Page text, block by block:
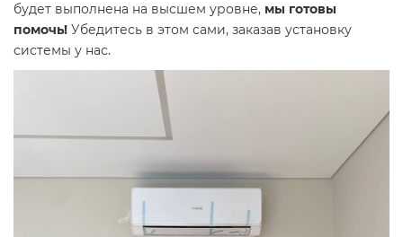
будет выполнена на высшем уровне, мы готовы
помочь! Убедитесь в этом сами, заказав установку
системы у нас.